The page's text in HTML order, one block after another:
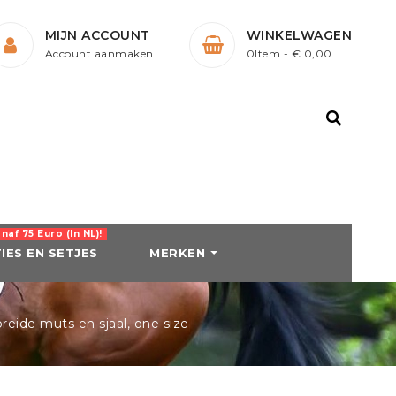
WINKELWAGEN
0Item - € 0,00
MIJN ACCOUNT
Account aanmaken
EN
BEENBESCHERMING
Peesbeschermers en
Strijklappen
SCHOENEN
Laarzen
Jodphurs
EN SETJES
75 Euro (in NL)!
MERKEN
muts en sjaal, one size